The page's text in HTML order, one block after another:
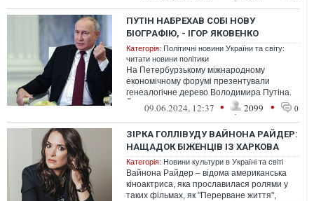
ПУТІН НАБРЕХАВ СОБІ НОВУ
БІОГРАФІЮ, - ІГОР ЯКОВЕНКО
Категорія: Політичні новини України та світу:
читати новини політики
На Петербурзькому міжнародному
економічному форумі презентували
генеалогічне дерево Володимира Путіна.
Його нібито склали ще 2015-го року
09.06.2024, 12:37 • 2099 • 0
ЗІРКА ГОЛЛІВУДУ ВАЙНОНА РАЙДЕР:
НАЩАДОК БІЖЕНЦІВ ІЗ ХАРКОВА
Категорія: Новини культури в Україні та світі
Вайнона Райдер – відома американська
кіноактриса, яка прославилася ролями у
таких фільмах, як "Перерване життя",